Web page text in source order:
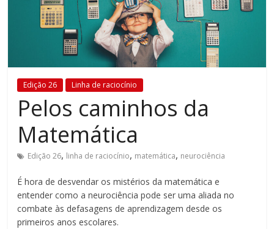
Estamos
transformação.
metodologias
tecnologias
estão
vez
mais
presentes
no
dia
Edição 26 Linha de raciocínio
Pelos caminhos da
Matemática
Edição 26, linha de raciocínio, matemática, neurociência
É hora de desvendar os mistérios da matemática e
entender como a neurociência pode ser uma aliada no
combate às defasagens de aprendizagem desde os
primeiros anos escolares.